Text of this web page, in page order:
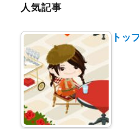
ー
人気記事
トッ